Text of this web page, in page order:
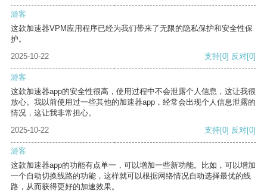
游客
这款加速器VPM应用程序已经为我们带来了无限的隐私保护和安全性保
护。
2025-10-22
支持[0] 反对[0]
游客
这款加速器app的安全性很高，使用过程中不会泄露个人信息，这让我很
放心。我以前使用过一些其他的加速器app，经常会出现个人信息泄露的
情况，这让我非常担心。
2025-10-22
支持[0] 反对[0]
游客
这款加速器app的功能有点单一，可以增加一些新功能。比如，可以增加
一个自动切换线路的功能，这样就可以根据网络情况自动选择最优的线
路，从而获得更好的加速效果。